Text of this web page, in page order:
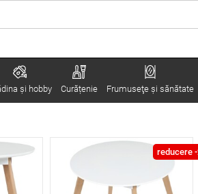
şi hobby Curățenie Frumuseţe şi sănătate
reducere -